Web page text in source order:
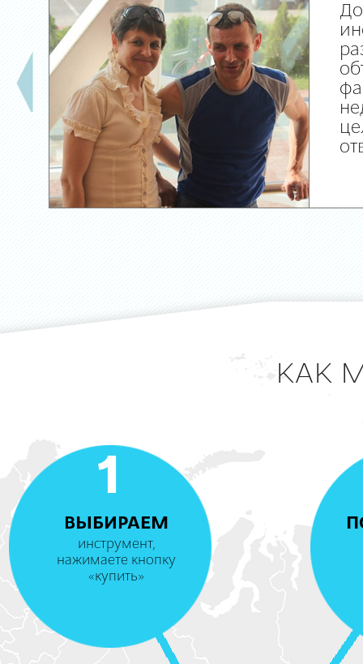
КАК
1
ВЫБИРАЕМ
инструмент,
нажимаете кнопку
«купить»